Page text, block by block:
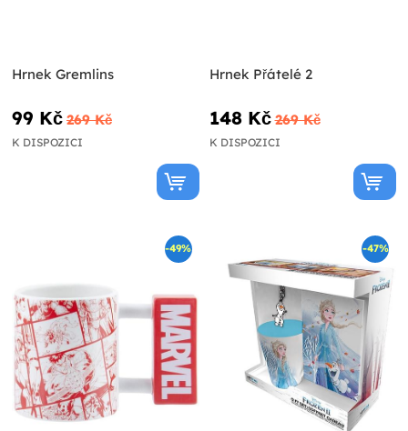
Hrnek Gremlins
99 Kč 269 Kč
K DISPOZICI
Hrnek Přátelé 2
148 Kč 269 Kč
K DISPOZICI
-49% -47%